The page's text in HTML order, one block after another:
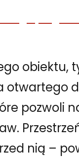
obiektu,
otwartego
pozwoli
nią –